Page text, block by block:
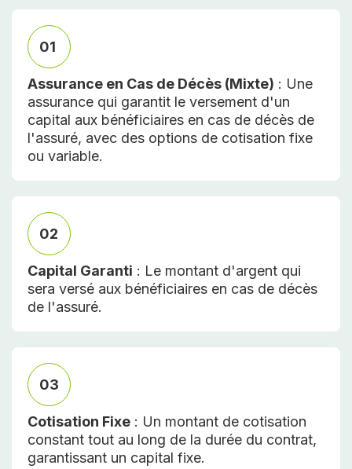
01
Assurance en Cas de Décès (Mixte) : Une
assurance qui garantit le versement d'un
capital aux bénéficiaires en cas de décès de
l'assuré, avec des options de cotisation fixe
ou variable.
02
Capital Garanti : Le montant d'argent qui
sera versé aux bénéficiaires en cas de décès
de l'assuré.
03
Cotisation Fixe : Un montant de cotisation
constant tout au long de la durée du contrat,
garantissant un capital fixe.